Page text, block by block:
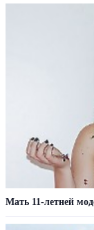
Мать 11-летней